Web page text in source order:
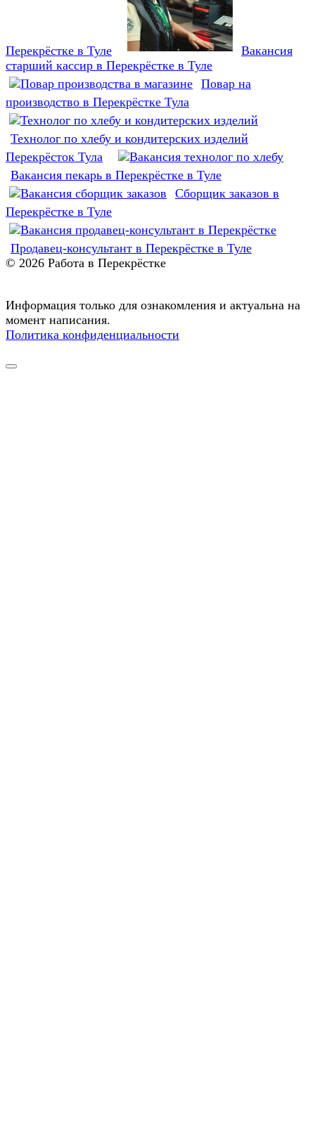
Перекрёстке в Туле
Вакансия
старший кассир в Перекрёстке в Туле
Повар на
производство в Перекрёстке Тула
Технолог по хлебу и кондитерских изделий
Перекрёсток Тула
Вакансия пекарь в Перекрёстке в Туле
Сборщик заказов в
Перекрёстке в Туле
Продавец-консультант в Перекрёстке в Туле
© 2026 Работа в Перекрёстке
Информация только для ознакомления и актуальна на
момент написания.
Политика конфиденциальности